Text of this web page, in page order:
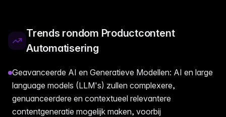
Trends rondom Productcontent
Automatisering
Geavanceerde AI en Generatieve Modellen: AI en large
language models (LLM's) zullen complexere,
genuanceerdere en contextueel relevantere
contentgeneratie mogelijk maken, voorbij